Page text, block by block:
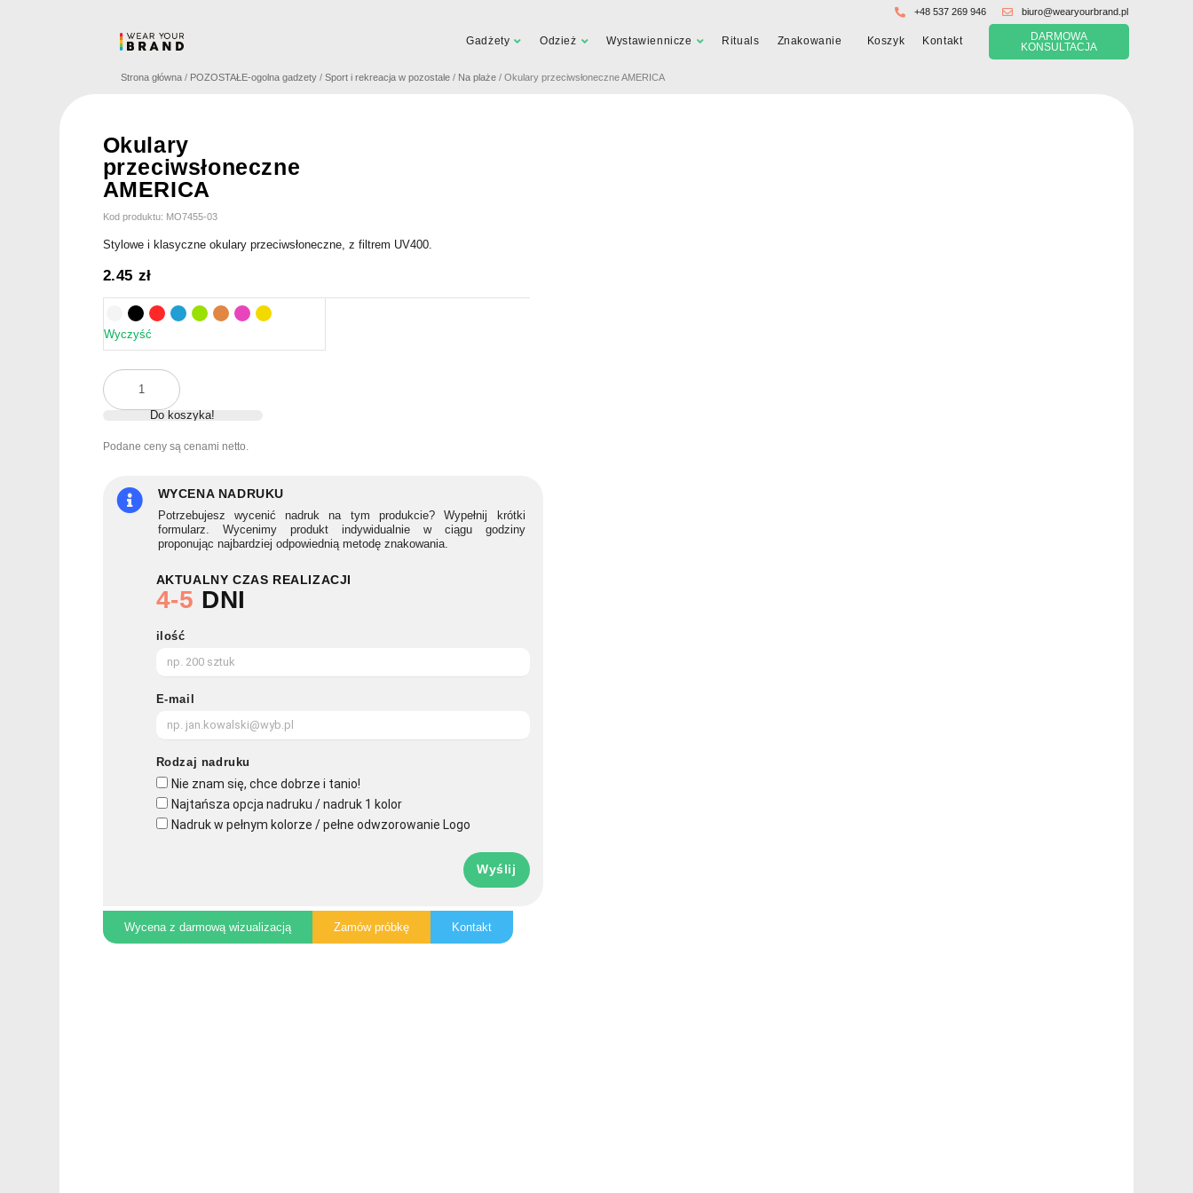
+48 537 269 946 biuro@wearyourbrand.pl
Gadżety Odzież Wystawiennicze Rituals Znakowanie Koszyk Kontakt
DARMOWA
KONSULTACJA
Strona główna / POZOSTAŁE-ogolna gadzety /Sport i rekreacja w pozostale / Na plaże / Okulary przeciwsłoneczne AMERICA
Okulary
przeciwsłoneczne
AMERICA
Kod produktu: MO7455-03
Stylowe i klasyczne okulary przeciwsłoneczne, z filtrem UV400.
2.45 zł
Wyczyść
ilość
Okulary
przeciwsłoneczne
AMERICA
Do koszyka!
Podane ceny są cenami netto.
WYCENA NADRUKU
Potrzebujesz wycenić nadruk na tym produkcie? Wypełnij krótki
formularz. Wycenimy produkt indywidualnie w ciągu godziny
proponując najbardziej odpowiednią metodę znakowania.
AKTUALNY CZAS REALIZACJI
4-5 DNI
ilość
E-mail
Rodzaj nadruku
Nie znam się, chce dobrze i tanio!
Najtańsza opcja nadruku / nadruk 1 kolor
Nadruk w pełnym kolorze / pełne odwzorowanie Logo
Wyślij
Wycena z darmową wizualizacją Zamów próbkę Kontakt